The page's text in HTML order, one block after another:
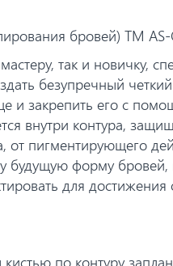
бровей) TM
так и новичку,
безупречный
и закрепить его с
внутри контура,
от пигментирующего
будущую форму бровей,
для достижения
по контуру